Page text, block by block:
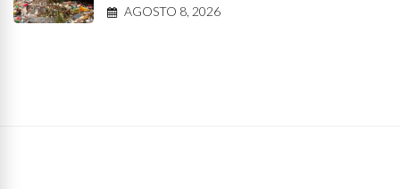
AGOSTO 8, 2026